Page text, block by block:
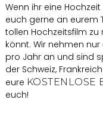
Wenn ihr eine
euch gerne an eurem
tollen Hochzeitsfilm
könnt. Wir nehmen
pro Jahr an und sind
der Schweiz,
eure KOSTENLOSE
euch!